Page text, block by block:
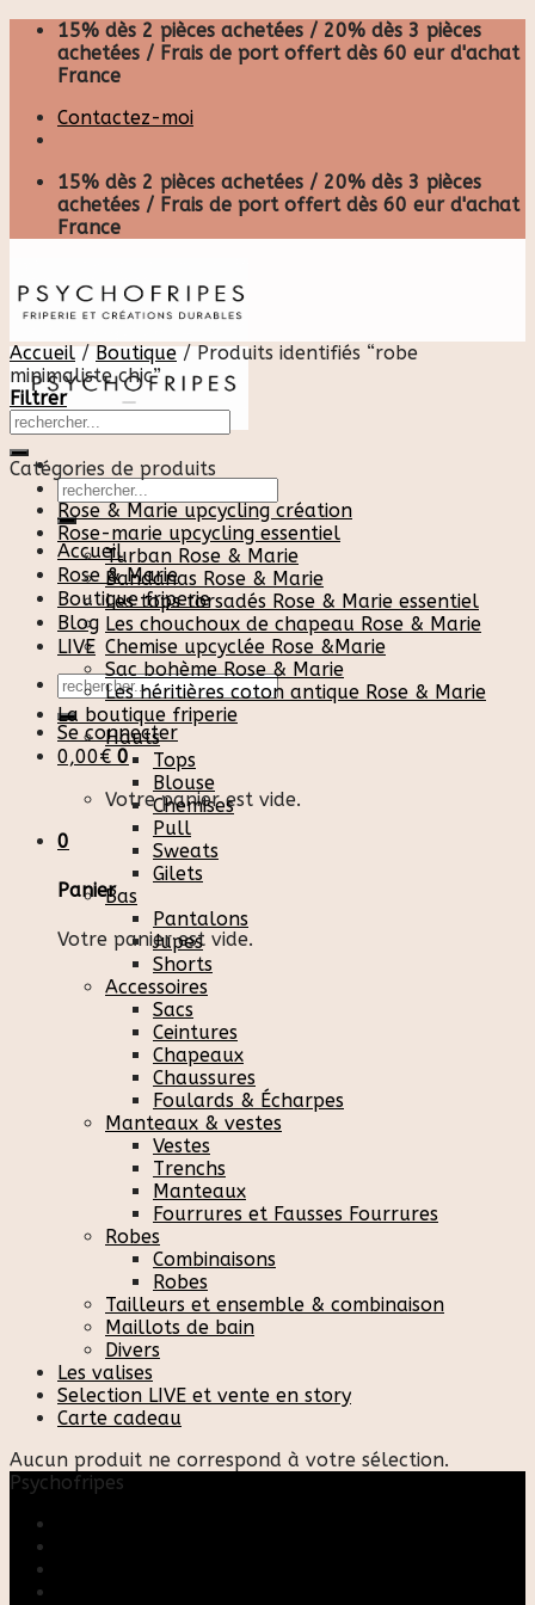
Skip
content
15% dès 2 pièces achetées / 20% dès 3 pièces
achetées / Frais de port offert dès 60 eur d'achat
France
Contactez-moi
15% dès 2 pièces achetées / 20% dès 3 pièces
achetées / Frais de port offert dès 60 eur d'achat
France
Recherche
pour :
Accueil
Rose & Marie
Boutique friperie
Blog
LIVE
Recherche
pour :
Se connecter
0,00€ 0
Votre panier est vide.
0
Panier
Votre panier est vide.
Accueil / Boutique /Produits identifiés “robe
minimaliste chic”
Filtrer
Catégories de produits
Rose & Marie upcycling création
Rose-marie upcycling essentiel
Turban Rose & Marie
Bandanas Rose & Marie
Les tops torsadés Rose & Marie essentiel
Les chouchoux de chapeau Rose & Marie
Chemise upcyclée Rose &Marie
Sac bohème Rose & Marie
Les héritières coton antique Rose & Marie
La boutique friperie
Hauts
Tops
Blouse
Chemises
Pull
Sweats
Gilets
Bas
Pantalons
Jupes
Shorts
Accessoires
Sacs
Ceintures
Chapeaux
Chaussures
Foulards & Écharpes
Manteaux & vestes
Vestes
Trenchs
Manteaux
Fourrures et Fausses Fourrures
Robes
Combinaisons
Robes
Tailleurs et ensemble & combinaison
Maillots de bain
Divers
Les valises
Selection LIVE et vente en story
Carte cadeau
Aucun produit ne correspond à votre sélection.
Psychofripes